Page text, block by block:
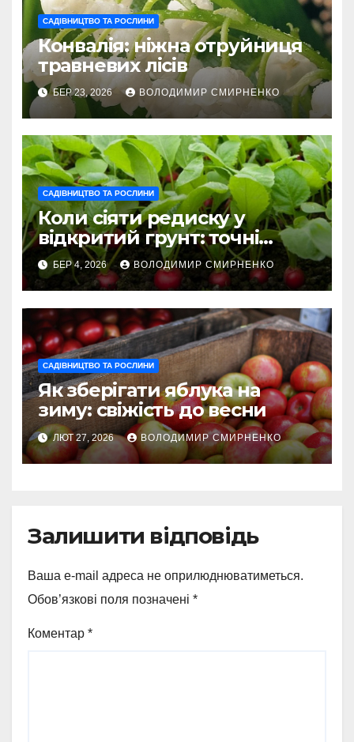
САДІВНИЦТВО ТА РОСЛИНИ
Конвалія: ніжна отруйниця
травневих лісів
БЕР 23, 2026 ВОЛОДИМИР СМИРНЕНКО
САДІВНИЦТВО ТА РОСЛИНИ
Коли сіяти редиску у
відкритий грунт: точні
терміни 2026
БЕР 4, 2026 ВОЛОДИМИР СМИРНЕНКО
САДІВНИЦТВО ТА РОСЛИНИ
Як зберігати яблука на
зиму: свіжість до весни
ЛЮТ 27, 2026 ВОЛОДИМИР СМИРНЕНКО
Залишити відповідь
Ваша e-mail адреса не оприлюднюватиметься.
Обов’язкові поля позначені *
Коментар *